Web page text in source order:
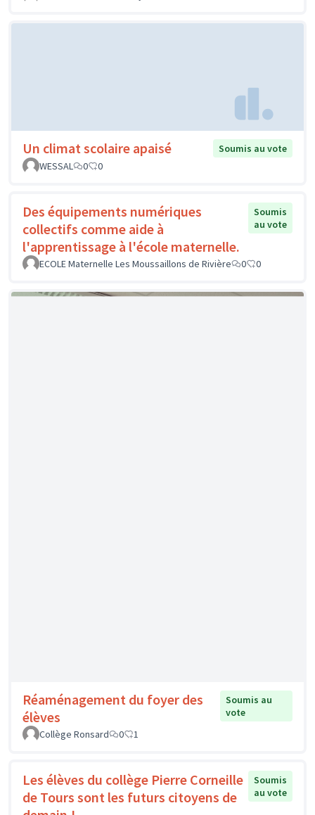
Un climat scolaire apaisé
Soumis au vote
WESSAL
0 0
Des équipements numériques
collectifs comme aide à
l'apprentissage à l'école maternelle.
Soumis
au vote
ECOLE Maternelle Les Moussaillons de Rivière 0 0
Réaménagement du foyer des
élèves
Soumis au
vote
Collège Ronsard
0 1